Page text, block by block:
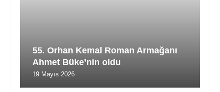
55. Orhan Kemal Roman Armağanı
Ahmet Büke’nin oldu
19 Mayıs 2026